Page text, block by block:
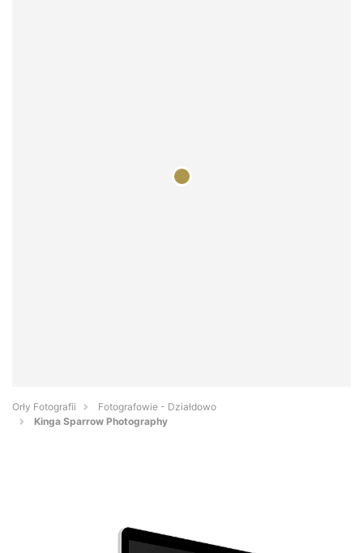
Orły Fotografii
Fotografowie - Działdowo
Kinga Sparrow Photography